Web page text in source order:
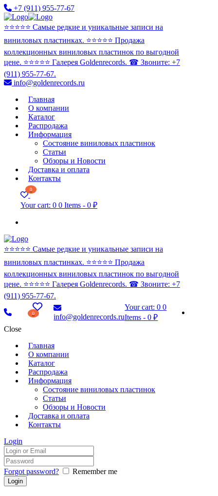
+7 (911) 955-77-67
⭐️⭐️⭐️⭐️⭐️ Самые редкие и уникальные записи на
виниловых пластинках. ⭐️⭐️⭐️⭐️⭐️ Продажа
коллекционных виниловых пластинок по выгодной
цене. ⭐️⭐️⭐️⭐️⭐️ Галерея Goldenrecords. ☎ Звоните: +7
(911) 955-77-67.
info@goldenrecords.ru
Главная
О компании
Каталог
Распродажа
Информация
Состояние виниловых пластинок
Статьи
Обзоры и Новости
Доставка и оплата
Контакты
0
Your cart: 0 0 Items - 0 ₽
⭐️⭐️⭐️⭐️⭐️ Самые редкие и уникальные записи на
виниловых пластинках. ⭐️⭐️⭐️⭐️⭐️ Продажа
коллекционных виниловых пластинок по выгодной
цене. ⭐️⭐️⭐️⭐️⭐️ Галерея Goldenrecords. ☎ Звоните: +7
(911) 955-77-67.
0 info@goldenrecords.ru
Your cart: 00
Items -0 ₽
Close
Главная
О компании
Каталог
Распродажа
Информация
Состояние виниловых пластинок
Статьи
Обзоры и Новости
Доставка и оплата
Контакты
Login
Forgot password? Remember me